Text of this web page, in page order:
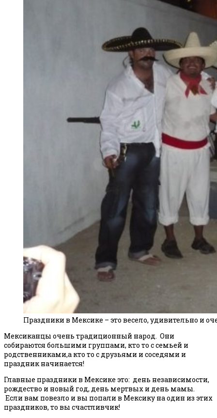
Праздники в Мексике – это весело, удивительно и
Мексиканцы очень традиционный народ. Они
собираются большими группами, кто то с семьей и
родственниками,а кто то с друзьями и соседями и
праздник начинается!
Главные праздники в Мексике это: день независимости,
рождество и новый год, день мертвых и день мамы.
Если вам повезло и вы попали в Мексику на один из этих
праздников, то вы счастливчик!